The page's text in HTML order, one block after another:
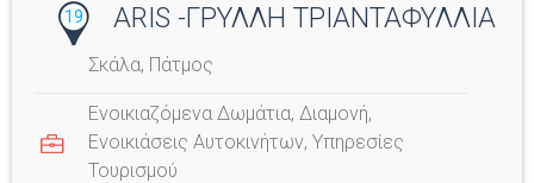
19 ARIS -ΓΡΥΛΛΗ ΤΡΙΑΝΤΑΦΥΛΛΙΑ
Σκάλα, Πάτμος
Ενοικιαζόμενα Δωμάτια, Διαμονή,
Ενοικιάσεις Αυτοκινήτων,Υπηρεσίες
Τουρισμού